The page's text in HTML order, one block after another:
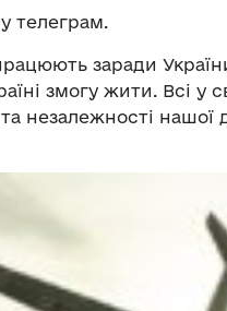
телеграм.
заради
змогу жити. Всі у
незалежності нашої